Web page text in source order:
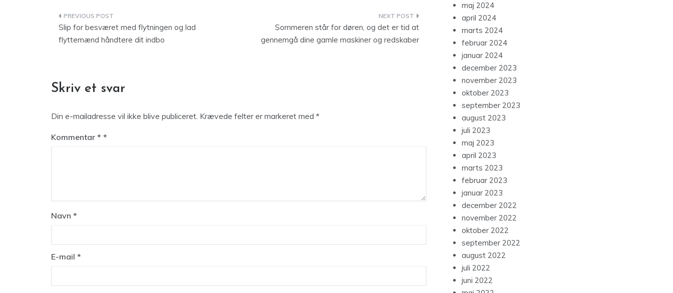
Indlægsnavigation
Slip for besværet med flytningen og lad
flyttemænd håndtere dit indbo
Sommeren står for døren, og det er tid at
gennemgå dine gamle maskiner og redskaber
Skriv et svar
Din e-mailadresse vil ikke blive publiceret. Krævede felter er markeret med *
Kommentar *
Navn *
E-mail *
maj 2024
april 2024
marts 2024
februar 2024
januar 2024
december 2023
november 2023
oktober 2023
september 2023
august 2023
juli 2023
maj 2023
april 2023
marts 2023
februar 2023
januar 2023
december 2022
november 2022
oktober 2022
september 2022
august 2022
juli 2022
juni 2022